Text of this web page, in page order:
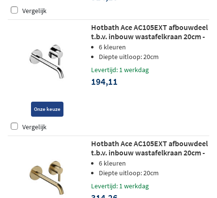
Vergelijk
Onze keuze
Hotbath Ace AC105EXT afbouwdeel
t.b.v. inbouw wastafelkraan 20cm -
chroom
6 kleuren
Diepte uitloop: 20cm
Levertijd: 1 werkdag
194,11
Vergelijk
Hotbath Ace AC105EXT afbouwdeel
t.b.v. inbouw wastafelkraan 20cm -
geborsteld messing pvd
6 kleuren
Diepte uitloop: 20cm
Levertijd: 1 werkdag